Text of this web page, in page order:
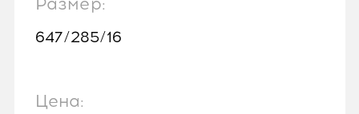
647/285/16
Цена: